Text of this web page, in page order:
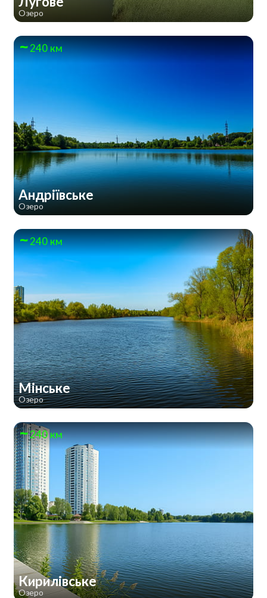
Озеро
240 км
Андріївське
Озеро
240 км
Мінське
Озеро
240 км
Кирилівське
Озеро